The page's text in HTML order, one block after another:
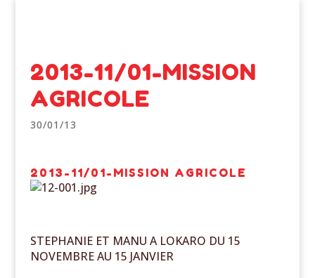
2013-11/01-MISSION
AGRICOLE
30/01/13
2013-11/01-MISSION AGRICOLE
STEPHANIE ET MANU A LOKARO DU 15
NOVEMBRE AU 15 JANVIER